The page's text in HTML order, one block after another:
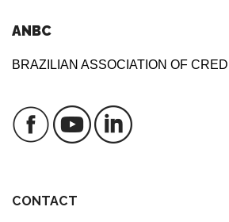
ANBC
BRAZILIAN ASSOCIATION OF
CONTACT